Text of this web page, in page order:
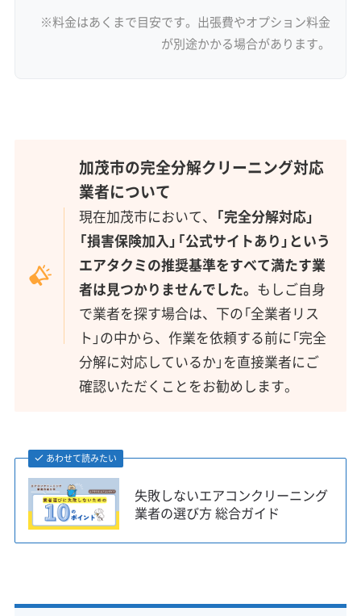
※料金はあくまで目安です。出張費やオプション料金
が別途かかる場合があります。
加茂市の完全分解クリーニング対応
業者について
現在加茂市において、 「完全分解対応」
「損害保険加入」「公式サイトあり」という
エアタクミの推奨基準をすべて満たす業
者は見つかりませんでした。 もしご自身
で業者を探す場合は、下の「全業者リス
ト」の中から、作業を依頼する前に「完全
分解に対応しているか」を直接業者にご
確認いただくことをお勧めします。
あわせて読みたい
失敗しないエアコンクリーニング
業者の選び方 総合ガイド